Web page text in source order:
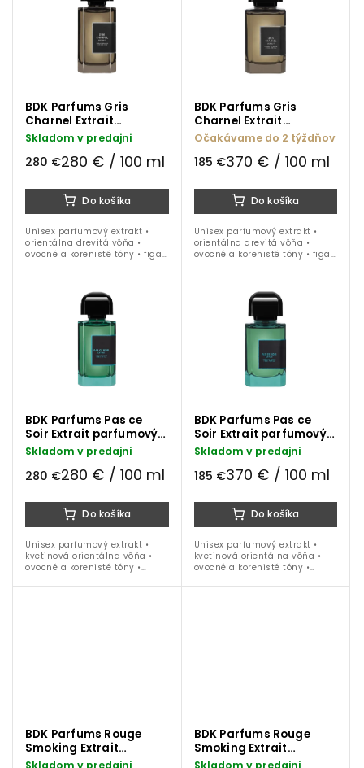
BDK Parfums Gris
Charnel Extrait
parfumový extrakt 100
Skladom v predajni
280 €280 € / 100 ml
Do košíka
Unisex parfumový extrakt •
orientálna drevitá vôňa •
ovocné a korenisté tóny • figa •
céder • santalové drevo •
BDK Parfums Gris
Charnel Extrait
parfumový extrakt 50
Očakávame do 2 týždňov
185 €370 € / 100 ml
Do košíka
Unisex parfumový extrakt •
orientálna drevitá vôňa •
ovocné a korenisté tóny • figa •
céder • santalové drevo •
BDK Parfums Pas ce
Soir Extrait parfumový
extrakt 100 ml
Skladom v predajni
280 €280 € / 100 ml
Do košíka
Unisex parfumový extrakt •
kvetinová orientálna vôňa •
ovocné a korenisté tóny •
hruška • jazmín • kašmeran •
BDK Parfums Pas ce
Soir Extrait parfumový
extrakt 50 ml
Skladom v predajni
185 €370 € / 100 ml
Do košíka
Unisex parfumový extrakt •
kvetinová orientálna vôňa •
ovocné a korenisté tóny •
hruška • jazmín • kašmeran •
BDK Parfums Rouge
Smoking Extrait
parfumový extrakt 100
Skladom v predajni
BDK Parfums Rouge
Smoking Extrait
parfumový extrakt 50
Skladom v predajni